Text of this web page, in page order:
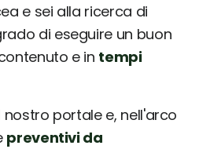
e sei alla ricerca di
di eseguire un buon
e in tempi
portale e, nell'arco
preventivi da